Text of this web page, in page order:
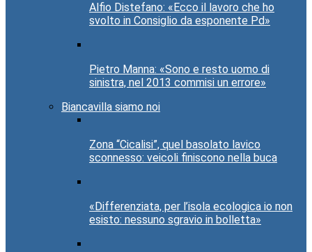
Alfio Distefano: «Ecco il lavoro che ho
svolto in Consiglio da esponente Pd»
Pietro Manna: «Sono e resto uomo di
sinistra, nel 2013 commisi un errore»
Biancavilla siamo noi
Zona “Cicalisi”, quel basolato lavico
sconnesso: veicoli finiscono nella buca
«Differenziata, per l’isola ecologica io non
esisto: nessuno sgravio in bolletta»